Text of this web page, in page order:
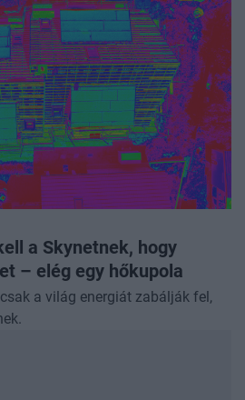
a Skynetnek, hogy
– elég egy hőkupola
a világ energiát zabálják fel,